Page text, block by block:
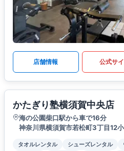
店舗情報 公式サ
かたぎり塾横須賀中央店
海の公園柴口駅から車で16分
神奈川県横須賀市若松町3丁目12
タオルレンタル シューズレンタル